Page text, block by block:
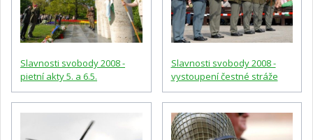
Slavnosti svobody 2008 -
pietní akty 5. a 6.5.
Slavnosti svobody 2008 -
vystoupení čestné stráže